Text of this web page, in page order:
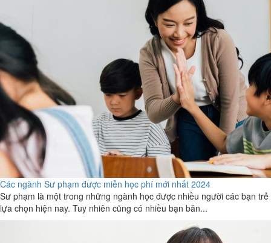
Các ngành Sư phạm được miễn học phí mới nhất 2024
Sư phạm là một trong những ngành học được nhiều người các bạn trẻ
lựa chọn hiện nay. Tuy nhiên cũng có nhiều bạn băn...